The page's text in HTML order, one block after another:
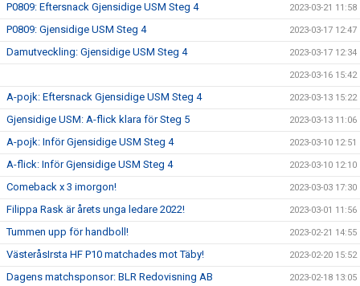
P0809: Eftersnack Gjensidige USM Steg 4 2023-03-21 11:58
P0809: Gjensidige USM Steg 4 2023-03-17 12:47
Damutveckling: Gjensidige USM Steg 4 2023-03-17 12:34
2023-03-16 15:42
A-pojk: Eftersnack Gjensidige USM Steg 4 2023-03-13 15:22
Gjensidige USM: A-flick klara för Steg 5 2023-03-13 11:06
A-pojk: Inför Gjensidige USM Steg 4 2023-03-10 12:51
A-flick: Inför Gjensidige USM Steg 4 2023-03-10 12:10
Comeback x 3 imorgon! 2023-03-03 17:30
Filippa Rask är årets unga ledare 2022! 2023-03-01 11:56
Tummen upp för handboll! 2023-02-21 14:55
VästeråsIrsta HF P10 matchades mot Täby! 2023-02-20 15:52
Dagens matchsponsor: BLR Redovisning AB 2023-02-18 13:05